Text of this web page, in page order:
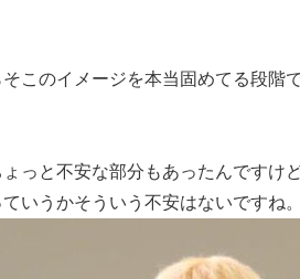
このイメージを本当固めてる段階
っと不安な部分もあったんですけ
いうかそういう不安はないですね